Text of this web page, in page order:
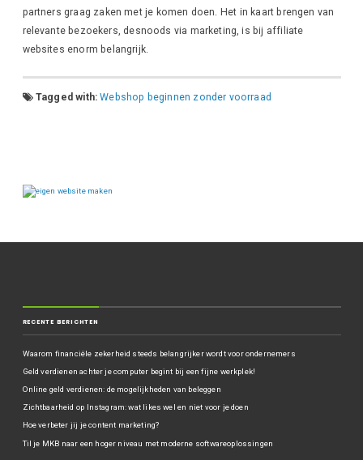
partners graag zaken met je komen doen. Het in kaart brengen van
relevante bezoekers, desnoods via marketing, is bij affiliate
websites enorm belangrijk.
Tagged with:Webshop beginnen zonder voorraad
RECENTE BERICHTEN
Waarom financiële zekerheid steeds belangrijker wordt voor ondernemers
Geld verdienen achter je computer begint bij een fijne werkplek!
Online geld verdienen: de mogelijkheden van beleggen
Zichtbaarheid op Instagram: wat likes wel en niet voor je doen
Hoe verbeter jij je content marketing?
Til je MKB naar een hoger niveau met moderne softwareoplossingen